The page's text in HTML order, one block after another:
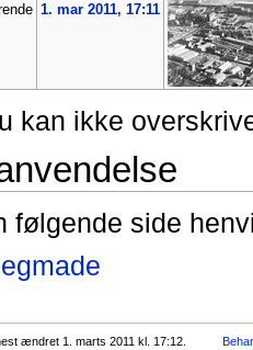
1. mar 2011, 17:11
kan ikke
følgende side
ændret 1. marts 2011 kl. 17:12.